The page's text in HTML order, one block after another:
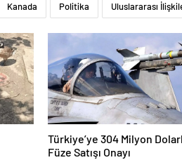
Kanada Politika Uluslararası
Türkiye’ye 304 Milyon
Füze Satışı Onayı